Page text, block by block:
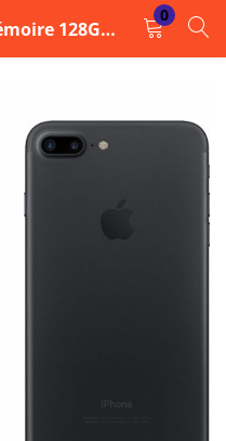
Iphone 7 plus – Mémoire 128Go – RAM 3Go – Photo 12Mpx – Ecran 5.5″
0
to login.